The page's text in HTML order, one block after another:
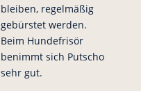
bleiben, regelmäßig
gebürstet werden.
Beim Hundefrisör
benimmt sich Putscho
sehr gut.